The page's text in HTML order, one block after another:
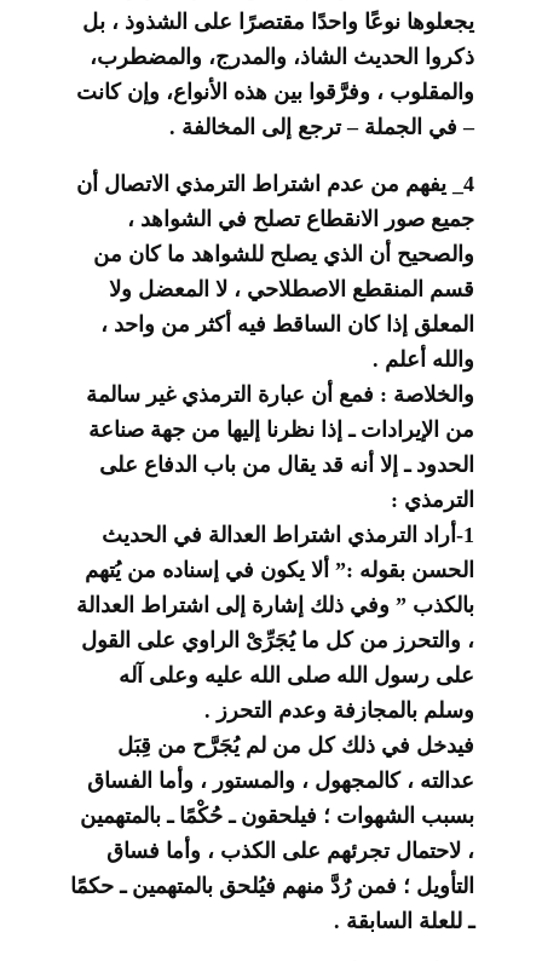
يجعلوها نوعًا واحدًا مقتصرًا على الشذوذ ، بل
ذكروا الحديث الشاذ، والمدرج، والمضطرب،
والمقلوب ، وفرَّقوا بين هذه الأنواع، وإن كانت
– في الجملة – ترجع إلى المخالفة .
4_ يفهم من عدم اشتراط الترمذي الاتصال أن
جميع صور الانقطاع تصلح في الشواهد ،
والصحيح أن الذي يصلح للشواهد ما كان من
قسم المنقطع الاصطلاحي ، لا المعضل ولا
المعلق إذا كان الساقط فيه أكثر من واحد ،
والله أعلم .
والخلاصة : فمع أن عبارة الترمذي غير سالمة
من الإيرادات ـ إذا نظرنا إليها من جهة صناعة
الحدود ـ إلا أنه قد يقال من باب الدفاع على
الترمذي :
1-أراد الترمذي اشتراط العدالة في الحديث
الحسن بقوله :” ألا يكون في إسناده من يُتهم
بالكذب ” وفي ذلك إشارة إلى اشتراط العدالة
، والتحرز من كل ما يُجَرِّىْ الراوي على القول
على رسول الله صلى الله عليه وعلى آله
وسلم بالمجازفة وعدم التحرز .
فيدخل في ذلك كل من لم يُجَرَّح من قِبَل
عدالته ، كالمجهول ، والمستور ، وأما الفساق
بسبب الشهوات ؛ فيلحقون ـ حُكْمًا ـ بالمتهمين
، لاحتمال تجرئهم على الكذب ، وأما فساق
التأويل ؛ فمن رُدَّ منهم فيُلحق بالمتهمين ـ حكمًا
ـ للعلة السابقة .